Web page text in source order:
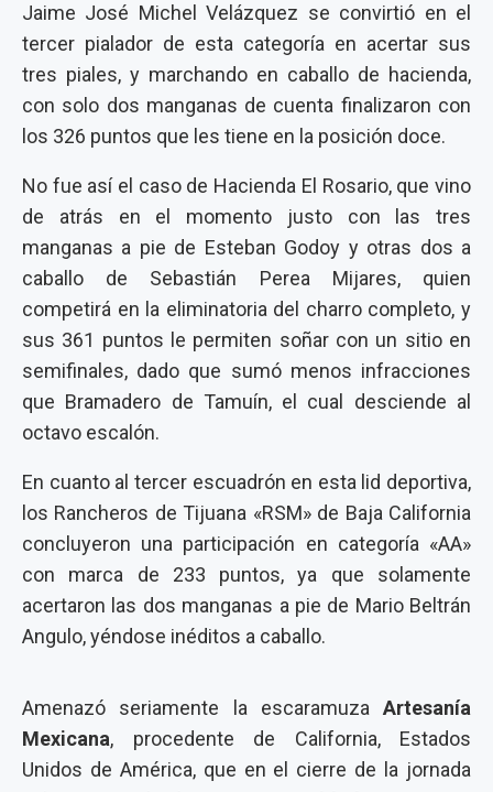
Jaime José Michel Velázquez se convirtió en el
tercer pialador de esta categoría en acertar sus
tres piales, y marchando en caballo de hacienda,
con solo dos manganas de cuenta finalizaron con
los 326 puntos que les tiene en la posición doce.
No fue así el caso de Hacienda El Rosario, que vino
de atrás en el momento justo con las tres
manganas a pie de Esteban Godoy y otras dos a
caballo de Sebastián Perea Mijares, quien
competirá en la eliminatoria del charro completo, y
sus 361 puntos le permiten soñar con un sitio en
semifinales, dado que sumó menos infracciones
que Bramadero de Tamuín, el cual desciende al
octavo escalón.
En cuanto al tercer escuadrón en esta lid deportiva,
los Rancheros de Tijuana «RSM» de Baja California
concluyeron una participación en categoría «AA»
con marca de 233 puntos, ya que solamente
acertaron las dos manganas a pie de Mario Beltrán
Angulo, yéndose inéditos a caballo.
Amenazó seriamente la escaramuza Artesanía
Mexicana, procedente de California, Estados
Unidos de América, que en el cierre de la jornada